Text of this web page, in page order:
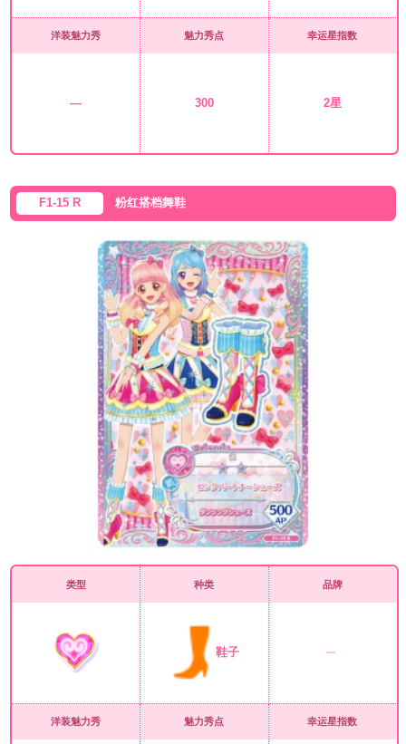
洋装魅力秀
—
魅力秀点
300
幸运星指数
2星
F1-15 R 粉红搭档舞鞋
类型 种类
鞋子
品牌
洋装魅力秀 魅力秀点 幸运星指数